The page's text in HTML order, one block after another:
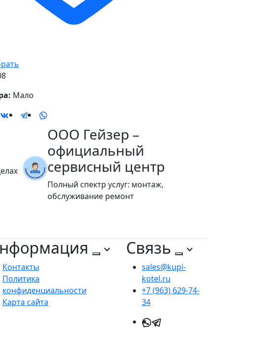
Мало
ООО Гейзер –
официальный
сервисный центр
Полный спектр услуг: монтаж,
обслуживание ремонт
Контакты
Политика
конфиденциальности
Карта сайта
Связь
sales@kupi-
kotel.ru
+7 (963) 629-74-
34